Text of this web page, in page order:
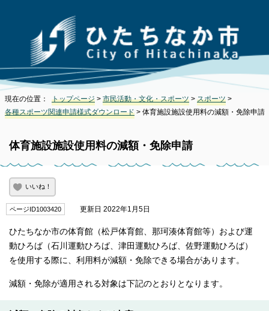
現在の位置： トップページ > 市民活動・文化・スポーツ > スポーツ >
各種スポーツ関連申請様式ダウンロード > 体育施設施設使用料の減額・免除申請
体育施設施設使用料の減額・免除申請
いいね！
ページID1003420 更新日 2022年1月5日
ひたちなか市の体育館（松戸体育館、那珂湊体育館等）および運
動ひろば（石川運動ひろば、津田運動ひろば、佐野運動ひろば）
を使用する際に、利用料が減額・免除できる場合があります。
減額・免除が適用される対象は下記のとおりとなります。